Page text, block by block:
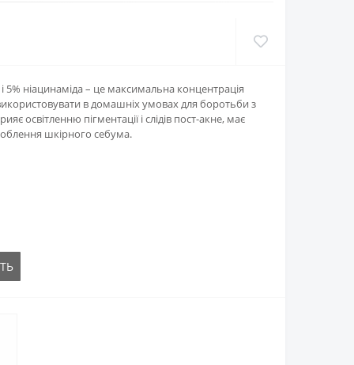
5% ніацинаміда – це максимальна концентрація
в домашніх умовах для боротьби з
освітленню пігментації і слідів пост-акне, має
шкірного себума.